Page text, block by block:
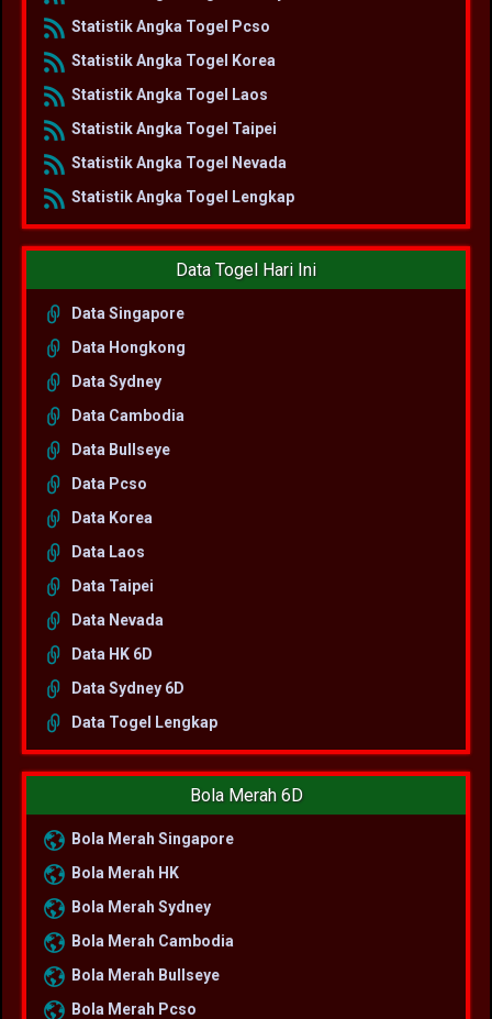
Statistik Angka Togel Pcso
Statistik Angka Togel Korea
Statistik Angka Togel Laos
Statistik Angka Togel Taipei
Statistik Angka Togel Nevada
Statistik Angka Togel Lengkap
Data Togel Hari Ini
Data Singapore
Data Hongkong
Data Sydney
Data Cambodia
Data Bullseye
Data Pcso
Data Korea
Data Laos
Data Taipei
Data Nevada
Data HK 6D
Data Sydney 6D
Data Togel Lengkap
Bola Merah 6D
Bola Merah Singapore
Bola Merah HK
Bola Merah Sydney
Bola Merah Cambodia
Bola Merah Bullseye
Bola Merah Pcso